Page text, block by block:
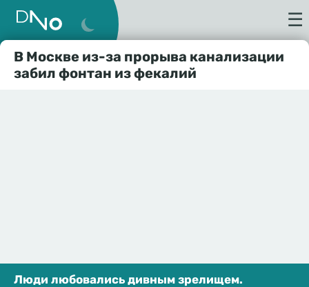
☰
В Москве из-за прорыва канализации
забил фонтан из фекалий
Люди любовались дивным зрелищем.